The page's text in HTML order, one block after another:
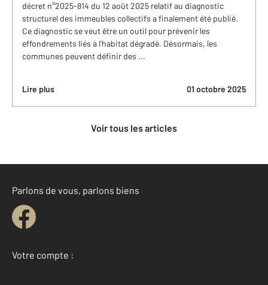
décret n°2025-814 du 12 août 2025 relatif au diagnostic
structurel des immeubles collectifs a finalement été publié.
Ce diagnostic se veut être un outil pour prévenir les
effondrements liés à l'habitat dégradé. Désormais, les
communes peuvent définir des ...
Lire plus 01 octobre 2025
Voir tous les articles
Parlons de vous, parlons biens
Votre compte :
Accéder à mon compte